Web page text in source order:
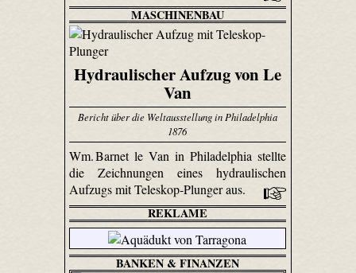
MASCHINENBAU
Hydraulischer Aufzug von Le
Van
Bericht über die Weltausstellung in Philadelphia
1876
Wm. Barnet le Van in Philadelphia stellte
die Zeichnungen eines hydraulischen
Aufzugs mit Teleskop-Plunger aus.
REKLAME
BANKEN & FINANZEN